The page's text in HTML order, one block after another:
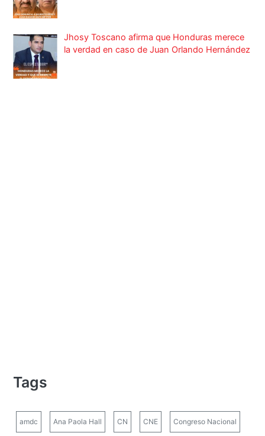
Jhosy Toscano afirma que Honduras merece
la verdad en caso de Juan Orlando Hernández
Tags
amdc Ana Paola Hall CN CNE Congreso Nacional